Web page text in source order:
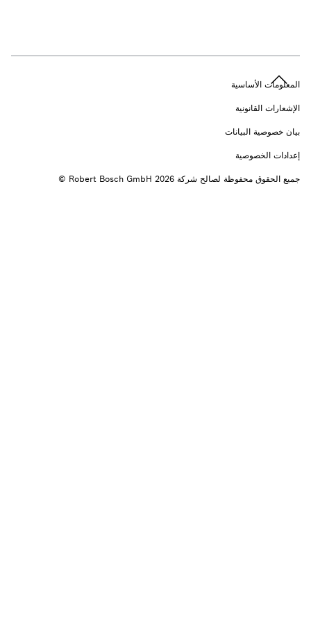
المعلومات الأساسية
الإشعارات القانونية
بيان خصوصية البيانات
إعدادات الخصوصية
جميع الحقوق محفوظة لصالح شركة 2026 ‎© Robert Bosch GmbH